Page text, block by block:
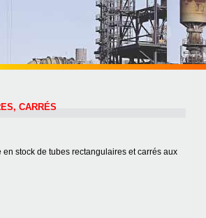
CARRÉS
en stock de tubes rectangulaires et carrés aux